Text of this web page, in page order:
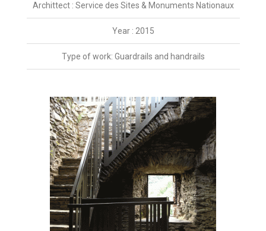
Archittect : Service des Sites & Monuments Nationaux
Year : 2015
Type of work: Guardrails and handrails